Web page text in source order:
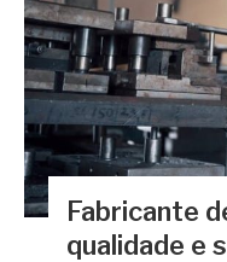
Fabricante
qualidade e